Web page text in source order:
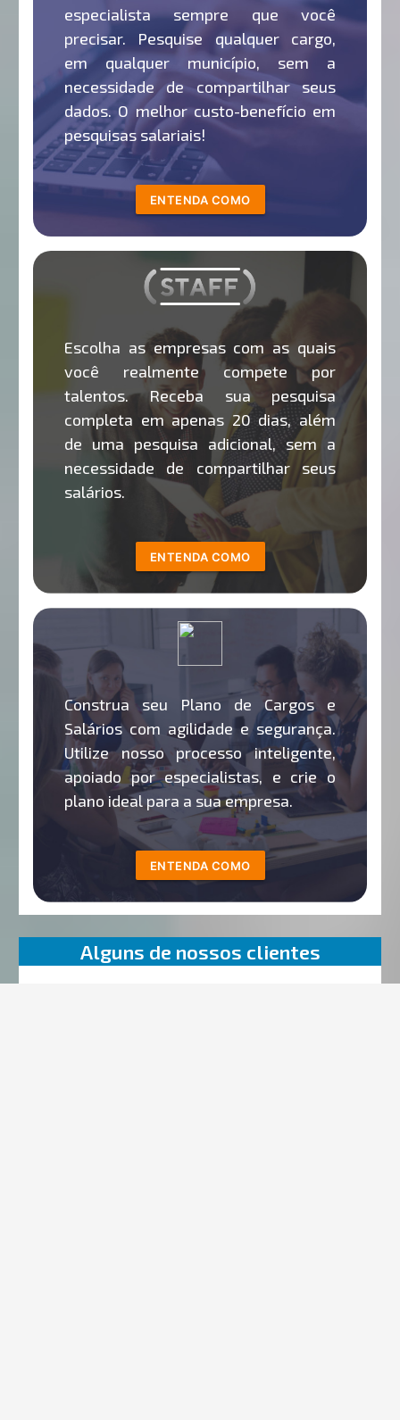
especialista sempre que você
precisar. Pesquise qualquer cargo,
em qualquer município, sem a
necessidade de compartilhar seus
dados. O melhor custo-benefício em
pesquisas salariais!
ENTENDA COMO
Escolha as empresas com as quais
você realmente compete por
talentos. Receba sua pesquisa
completa em apenas 20 dias, além
de uma pesquisa adicional, sem a
necessidade de compartilhar seus
salários.
ENTENDA COMO
Construa seu Plano de Cargos e
Salários com agilidade e segurança.
Utilize nosso processo inteligente,
apoiado por especialistas, e crie o
plano ideal para a sua empresa.
ENTENDA COMO
Alguns de nossos clientes